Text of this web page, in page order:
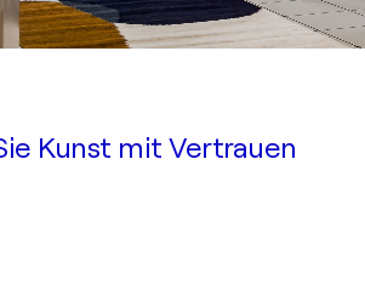
Kunst mit Vertrauen